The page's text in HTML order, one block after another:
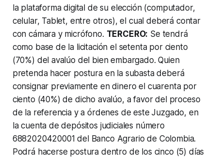
la plataforma digital de su elección (computador,
celular, Tablet, entre otros), el cual deberá contar
con cámara y micrófono. TERCERO: Se tendrá
como base de la licitación el setenta por ciento
(70%) del avalúo del bien embargado. Quien
pretenda hacer postura en la subasta deberá
consignar previamente en dinero el cuarenta por
ciento (40%) de dicho avalúo, a favor del proceso
de la referencia y a órdenes de este Juzgado, en
la cuenta de depósitos judiciales número
6882020420001 del Banco Agrario de Colombia.
Podrá hacerse postura dentro de los cinco (5) días